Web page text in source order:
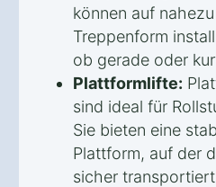
können auf
Treppenform
ob gerade oder
Plattformlifte:
sind ideal für
Sie bieten eine
Plattform, auf der
sicher